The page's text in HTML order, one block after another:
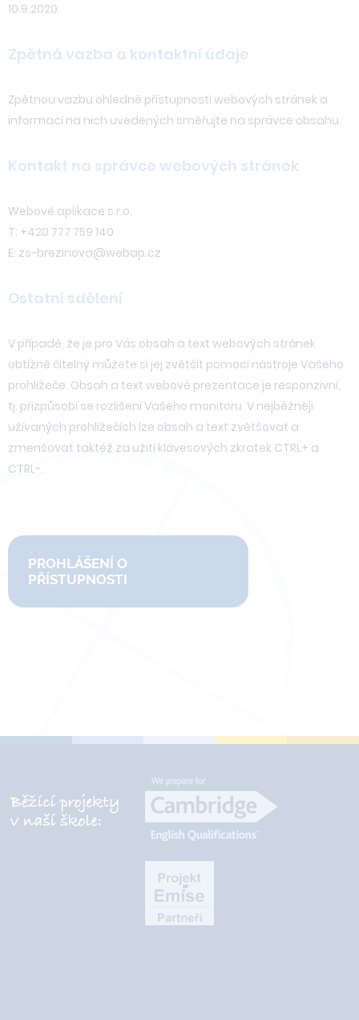
10.9.2020.
Zpětná vazba a kontaktní údaje
Zpětnou vazbu ohledně přístupnosti webových stránek a
informací na nich uvedených směřujte na správce obsahu.
Kontakt na správce webových stránek
Webové aplikace s.r.o.
T: +420 777 759 140
E: zs-brezinova@webap.cz
Ostatní sdělení
V případě, že je pro Vás obsah a text webových stránek
obtížně čitelný můžete si jej zvětšit pomocí nástroje Vašeho
prohlížeče. Obsah a text webové prezentace je responzivní,
tj. přizpůsobí se rozlišení Vašeho monitoru. V nejběžněji
užívaných prohlížečích lze obsah a text zvětšovat a
zmenšovat taktéž za užití klávesových zkratek CTRL+ a
CTRL-.
PROHLÁŠENÍ O
PŘÍSTUPNOSTI